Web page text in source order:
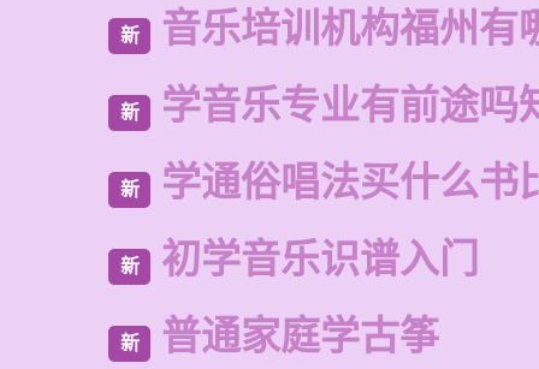
新 音乐培训机构福州有
新 学音乐专业有前途吗
新 学通俗唱法买什么书
新 初学音乐识谱入门
新 普通家庭学古筝